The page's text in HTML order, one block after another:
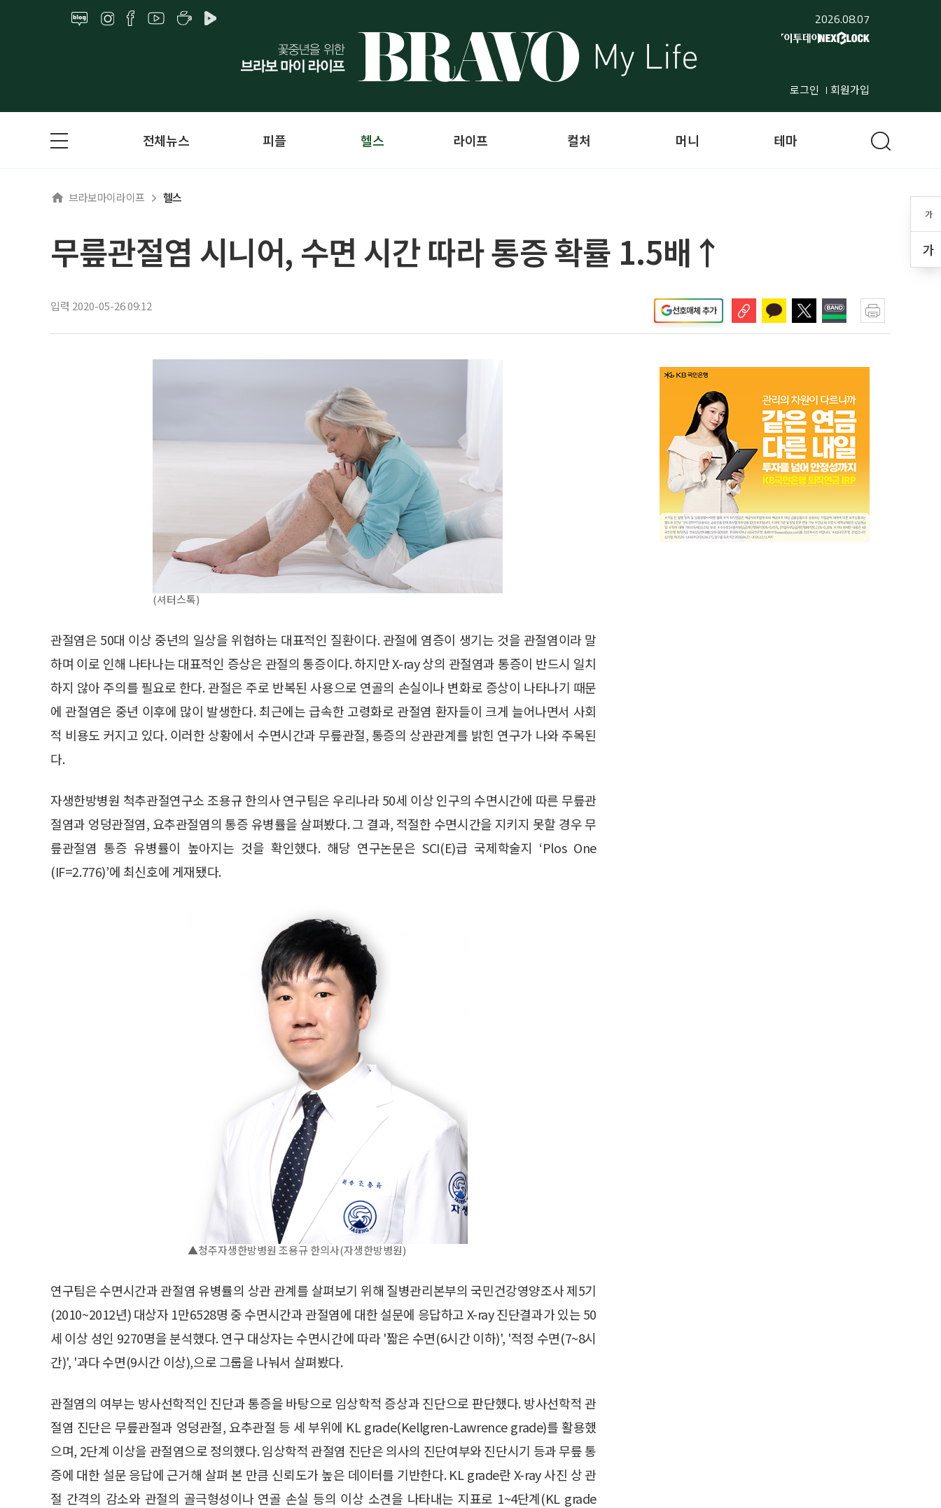
2026.08.07
로그인 회원가입
가
가
전체뉴스 피플 헬스 라이프 컬처 머니 테마
브라보마이라이프 헬스
무릎관절염 시니어, 수면 시간 따라 통증 확률 1.5배↑
입력 2020-05-26 09:12 선호매체 추가
(셔터스톡)
관절염은 50대 이상 중년의 일상을 위협하는 대표적인 질환이다. 관절에 염증이 생기는 것을 관절염이라 말
하며 이로 인해 나타나는 대표적인 증상은 관절의 통증이다. 하지만 X-ray 상의 관절염과 통증이 반드시 일치
하지 않아 주의를 필요로 한다. 관절은 주로 반복된 사용으로 연골의 손실이나 변화로 증상이 나타나기 때문
에 관절염은 중년 이후에 많이 발생한다. 최근에는 급속한 고령화로 관절염 환자들이 크게 늘어나면서 사회
적 비용도 커지고 있다. 이러한 상황에서 수면시간과 무릎관절, 통증의 상관관계를 밝힌 연구가 나와 주목된
다.
자생한방병원 척추관절연구소 조용규 한의사 연구팀은 우리나라 50세 이상 인구의 수면시간에 따른 무릎관
절염과 엉덩관절염, 요추관절염의 통증 유병률을 살펴봤다. 그 결과, 적절한 수면시간을 지키지 못할 경우 무
릎관절염 통증 유병률이 높아지는 것을 확인했다. 해당 연구논문은 SCI(E)급 국제학술지 ‘Plos One
(IF=2.776)’에 최신호에 게재됐다.
▲청주자생한방병원 조용규 한의사(자생한방병원)
연구팀은 수면시간과 관절염 유병률의 상관 관계를 살펴보기 위해 질병관리본부의 국민건강영양조사 제5기
(2010~2012년) 대상자 1만6528명 중 수면시간과 관절염에 대한 설문에 응답하고 X-ray 진단결과가 있는 50
세 이상 성인 9270명을 분석했다. 연구 대상자는 수면시간에 따라 '짧은 수면(6시간 이하)', '적정 수면(7~8시
간)', '과다 수면(9시간 이상),으로 그룹을 나눠서 살펴봤다.
관절염의 여부는 방사선학적인 진단과 통증을 바탕으로 임상학적 증상과 진단으로 판단했다. 방사선학적 관
절염 진단은 무릎관절과 엉덩관절, 요추관절 등 세 부위에 KL grade(Kellgren-Lawrence grade)를 활용했
으며, 2단계 이상을 관절염으로 정의했다. 임상학적 관절염 진단은 의사의 진단여부와 진단시기 등과 무릎 통
증에 대한 설문 응답에 근거해 살펴 본 만큼 신뢰도가 높은 데이터를 기반한다. KL grade란 X-ray 사진 상 관
절 간격의 감소와 관절의 골극형성이나 연골 손실 등의 이상 소견을 나타내는 지표로 1~4단계(KL grade